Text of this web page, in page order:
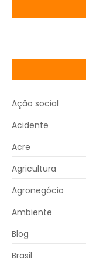
Ação social
Acidente
Acre
Agricultura
Agronegócio
Ambiente
Blog
Brasil